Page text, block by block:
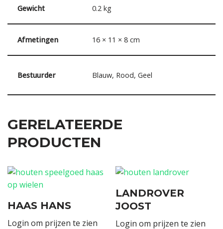
Gewicht 0.2 kg
Afmetingen 16 × 11 × 8 cm
Bestuurder Blauw, Rood, Geel
GERELATEERDE
PRODUCTEN
HAAS HANS
Login om prijzen te zien
LANDROVER
JOOST
Login om prijzen te zien